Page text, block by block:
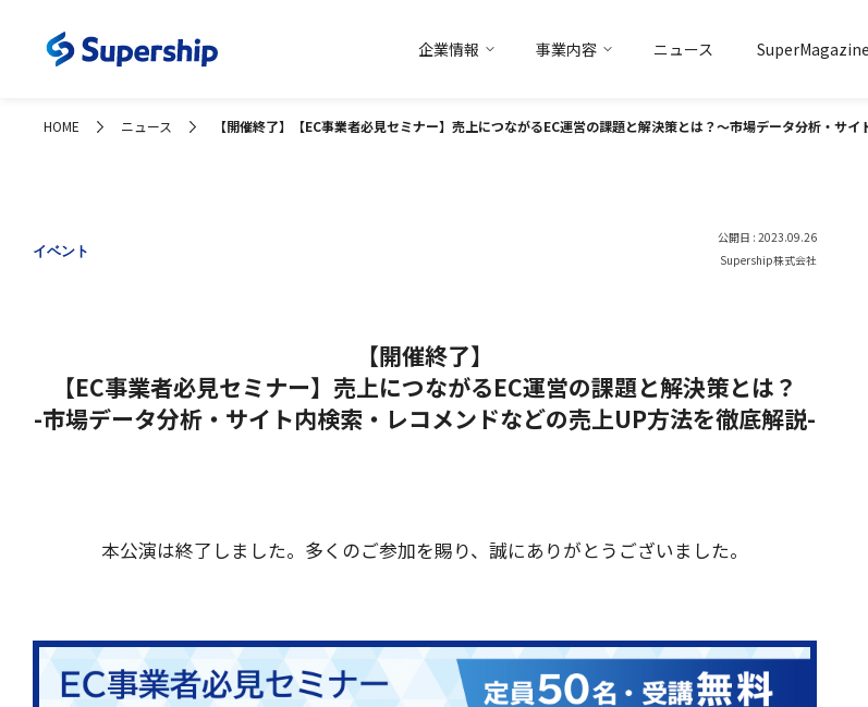
企業情報
コーポレートアイデンティティ トップメッセージ 会社概要
事業内容
マーケティングソリューション事業 データソリュ
ニュース SuperMagazine
HOME ニュース 【開催終了】【EC事業者必見セミナー】売上につながるEC運営の課題と解決策とは？〜市場データ分析・サ
イベント
公開日 : 2023.09.26
Supership株式会社
【開催終了】
【EC事業者必見セミナー】売上につながるEC運営の課題と解決策とは？
-市場データ分析・サイト内検索・レコメンドなどの売上UP方法を徹底解説-
本公演は終了しました。多くのご参加を賜り、誠にありがとうございました。